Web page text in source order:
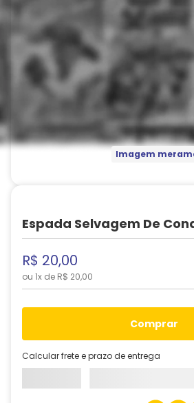
Imagem
Espada Selvagem De
R$ 20,00
ou 1x de R$ 20,00
comprar
Calcular frete e prazo de entrega